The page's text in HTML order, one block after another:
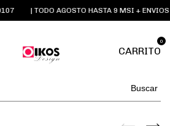
| TODO AGOSTO HASTA 9 MSI + ENVIOS
CARRITO
0
Buscar